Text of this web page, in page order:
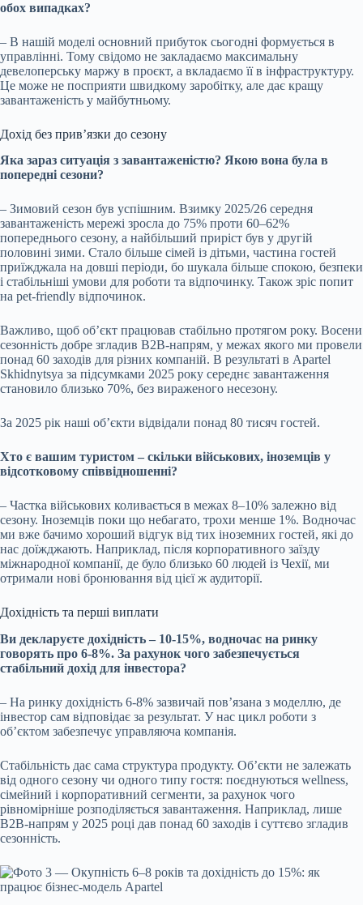
обох випадках?
– В нашій моделі основний прибуток сьогодні формується в
управлінні. Тому свідомо не закладаємо максимальну
девелоперську маржу в проєкт, а вкладаємо її в інфраструктуру.
Це може не посприяти швидкому заробітку, але дає кращу
завантаженість у майбутньому.
Дохід без прив’язки до сезону
Яка зараз ситуація з завантаженістю? Якою вона була в
попередні сезони?
– Зимовий сезон був успішним. Взимку 2025/26 середня
завантаженість мережі зросла до 75% проти 60–62%
попереднього сезону, а найбільший приріст був у другій
половині зими. Стало більше сімей із дітьми, частина гостей
приїжджала на довші періоди, бо шукала більше спокою, безпеки
і стабільніші умови для роботи та відпочинку. Також зріс попит
на pet-friendly відпочинок.
Важливо, щоб об’єкт працював стабільно протягом року. Восени
сезонність добре згладив B2B-напрям, у межах якого ми провели
понад 60 заходів для різних компаній. В результаті в Apartel
Skhidnytsya за підсумками 2025 року середнє завантаження
становило близько 70%, без вираженого несезону.
За 2025 рік наші об’єкти відвідали понад 80 тисяч гостей.
Хто є вашим туристом – скільки військових, іноземців у
відсотковому співвідношенні?
– Частка військових коливається в межах 8–10% залежно від
сезону. Іноземців поки що небагато, трохи менше 1%. Водночас
ми вже бачимо хороший відгук від тих іноземних гостей, які до
нас доїжджають. Наприклад, після корпоративного заїзду
міжнародної компанії, де було близько 60 людей із Чехії, ми
отримали нові бронювання від цієї ж аудиторії.
Дохідність та перші виплати
Ви декларуєте дохідність – 10-15%, водночас на ринку
говорять про 6-8%. За рахунок чого забезпечується
стабільний дохід для інвестора?
– На ринку дохідність 6-8% зазвичай пов’язана з моделлю, де
інвестор сам відповідає за результат. У нас цикл роботи з
об’єктом забезпечує управляюча компанія.
Стабільність дає сама структура продукту. Об’єкти не залежать
від одного сезону чи одного типу гостя: поєднуються wellness,
сімейний і корпоративний сегменти, за рахунок чого
рівномірніше розподіляється завантаження. Наприклад, лише
B2B-напрям у 2025 році дав понад 60 заходів і суттєво згладив
сезонність.